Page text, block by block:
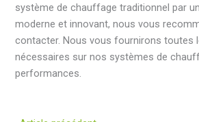
système de chauffage traditionnel par
moderne et innovant, nous vous
contacter. Nous vous fournirons toutes
nécessaires sur nos systèmes de
performances.